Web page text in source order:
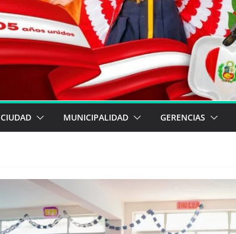
CIUDAD MUNICIPALIDAD GERENCIAS